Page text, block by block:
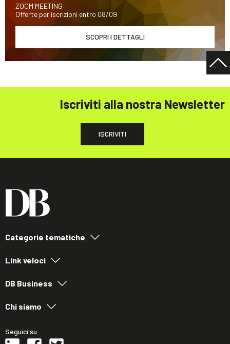
ZOOM MEETING
Offerte per iscrizioni entro 08/09
SCOPRI I DETTAGLI
Iscriviti alla nostra Newsletter
ISCRIVITI
Categorie tematiche
Link veloci
DB Business
Chi siamo
Seguici su